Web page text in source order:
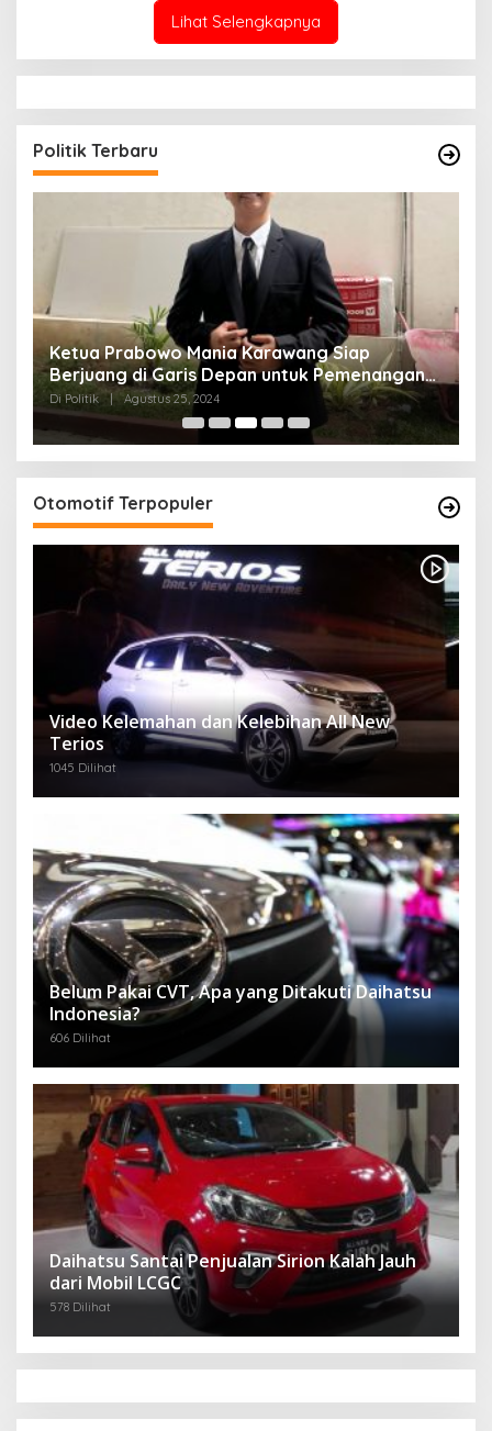
Lihat Selengkapnya
Politik Terbaru
Ketua Prabowo Mania Karawang Siap
Berjuang di Garis Depan untuk Pemenangan
Haji Aep
Di Politik | Agustus 25, 2024
Otomotif Terpopuler
Video Kelemahan dan Kelebihan All New
Terios
1045 Dilihat
Belum Pakai CVT, Apa yang Ditakuti Daihatsu
Indonesia?
606 Dilihat
Daihatsu Santai Penjualan Sirion Kalah Jauh
dari Mobil LCGC
578 Dilihat